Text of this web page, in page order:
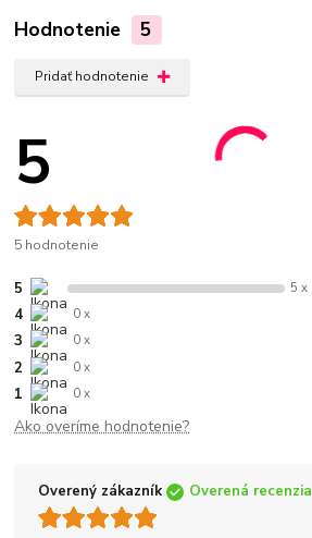
Hodnotenie 5
Pridať hodnotenie
5
5 hodnotenie
5 5 x
4 0 x
3 0 x
2 0 x
1 0 x
Ako overíme hodnotenie?
Overený zákazník Overená recenzia